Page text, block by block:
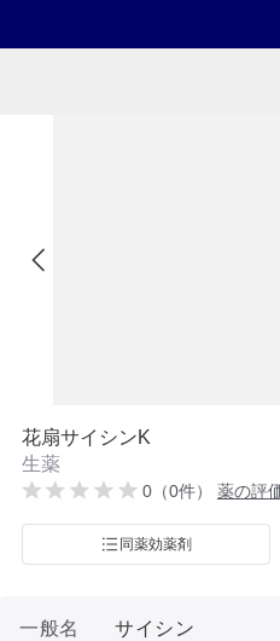
花扇サイシンK
生薬
0（0件） 薬の評
同薬効薬剤
一般名
サイシン